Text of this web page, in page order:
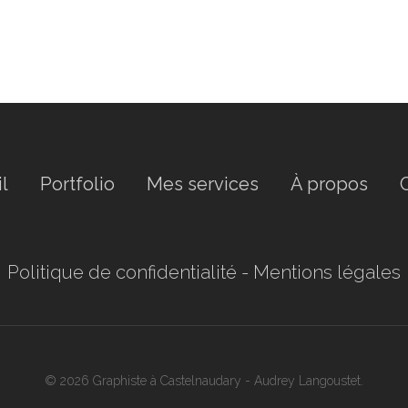
Portfolio Mes services À propos
Politique de confidentialité - Mentions légales
© 2026 Graphiste à Castelnaudary - Audrey Langoustet.